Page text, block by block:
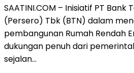
SAATINI.COM – Inisiatif PT Bank
(Persero) Tbk (BTN) dalam
pembangunan Rumah Rendah
dukungan penuh dari
sejalan…